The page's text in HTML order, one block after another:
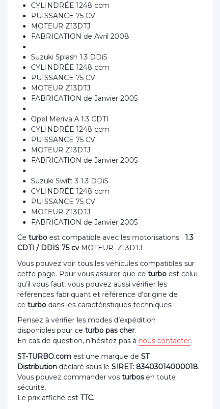
CYLINDRÉE 1248 ccm
PUISSANCE 75 CV
MOTEUR Z13DTJ
FABRICATION de Avril 2008
Suzuki Splash 1.3 DDiS
CYLINDRÉE 1248 ccm
PUISSANCE 75 CV
MOTEUR Z13DTJ
FABRICATION de Janvier 2005
Opel Meriva A 1.3 CDTI
CYLINDRÉE 1248 ccm
PUISSANCE 75 CV
MOTEUR Z13DTJ
FABRICATION de Janvier 2005
Suzuki Swift 3 1.3 DDiS
CYLINDRÉE 1248 ccm
PUISSANCE 75 CV
MOTEUR Z13DTJ
FABRICATION de Janvier 2005
Ce turbo est compatible avec les motorisations 1.3
CDTI / DDIS 75 cv MOTEUR Z13DTJ
Vous pouvez voir tous les véhicules compatibles sur
cette page. Pour vous assurer que ce turbo est celui
qu’il vous faut, vous pouvez aussi vérifier les
références fabriquant et référence d’origine de
ce turbo dans les caractéristiques techniques
Pensez à vérifier les modes d’expédition
disponibles pour ce turbo pas cher.
En cas de question, n’hésitez pas à nous contacter.
ST-TURBO.com est une marque de ST
Distribution déclaré sous le SIRET: 83403014000018.
Vous pouvez commander vos turbosen toute
sécurité.
Le prix affiché est TTC.